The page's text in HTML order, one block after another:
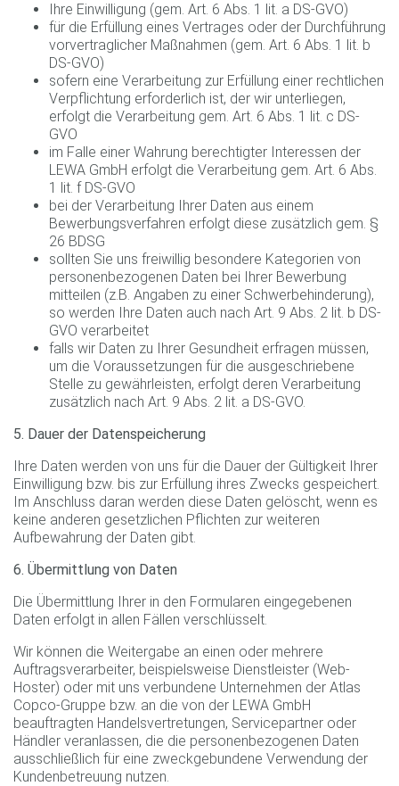
Ihre Einwilligung (gem. Art. 6 Abs. 1 lit. a DS-GVO)
für die Erfüllung eines Vertrages oder der Durchführung
vorvertraglicher Maßnahmen (gem. Art. 6 Abs. 1 lit. b
DS-GVO)
sofern eine Verarbeitung zur Erfüllung einer rechtlichen
Verpflichtung erforderlich ist, der wir unterliegen,
erfolgt die Verarbeitung gem. Art. 6 Abs. 1 lit. c DS-
GVO
im Falle einer Wahrung berechtigter Interessen der
LEWA GmbH erfolgt die Verarbeitung gem. Art. 6 Abs.
1 lit. f DS-GVO
bei der Verarbeitung Ihrer Daten aus einem
Bewerbungsverfahren erfolgt diese zusätzlich gem. §
26 BDSG
sollten Sie uns freiwillig besondere Kategorien von
personenbezogenen Daten bei Ihrer Bewerbung
mitteilen (z.B. Angaben zu einer Schwerbehinderung),
so werden Ihre Daten auch nach Art. 9 Abs. 2 lit. b DS-
GVO verarbeitet
falls wir Daten zu Ihrer Gesundheit erfragen müssen,
um die Voraussetzungen für die ausgeschriebene
Stelle zu gewährleisten, erfolgt deren Verarbeitung
zusätzlich nach Art. 9 Abs. 2 lit. a DS-GVO.
5. Dauer der Datenspeicherung
Ihre Daten werden von uns für die Dauer der Gültigkeit Ihrer
Einwilligung bzw. bis zur Erfüllung ihres Zwecks gespeichert.
Im Anschluss daran werden diese Daten gelöscht, wenn es
keine anderen gesetzlichen Pflichten zur weiteren
Aufbewahrung der Daten gibt.
6. Übermittlung von Daten
Die Übermittlung Ihrer in den Formularen eingegebenen
Daten erfolgt in allen Fällen verschlüsselt.
Wir können die Weitergabe an einen oder mehrere
Auftragsverarbeiter, beispielsweise Dienstleister (Web-
Hoster) oder mit uns verbundene Unternehmen der Atlas
Copco-Gruppe bzw. an die von der LEWA GmbH
beauftragten Handelsvertretungen, Servicepartner oder
Händler veranlassen, die die personenbezogenen Daten
ausschließlich für eine zweckgebundene Verwendung der
Kundenbetreuung nutzen.